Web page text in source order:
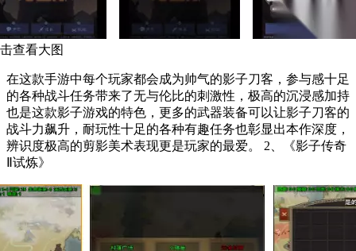
查看大图
在这款手游中每个玩家都会成为帅气的影子刀客，参与感十足
的各种战斗任务带来了无与伦比的刺激性，极高的沉浸感加持
也是这款影子游戏的特色，更多的武器装备可以让影子刀客的
战斗力飙升，耐玩性十足的各种有趣任务也彰显出本作深度，
辨识度极高的剪影美术表现更是玩家的最爱。 2、《影子传奇
Ⅱ试炼》